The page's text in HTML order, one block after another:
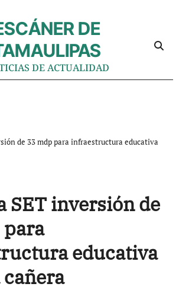
DE
DE ACTUALIDAD
de 33 mdp para infraestructura educativa
SET inversión de
educativa
cañera